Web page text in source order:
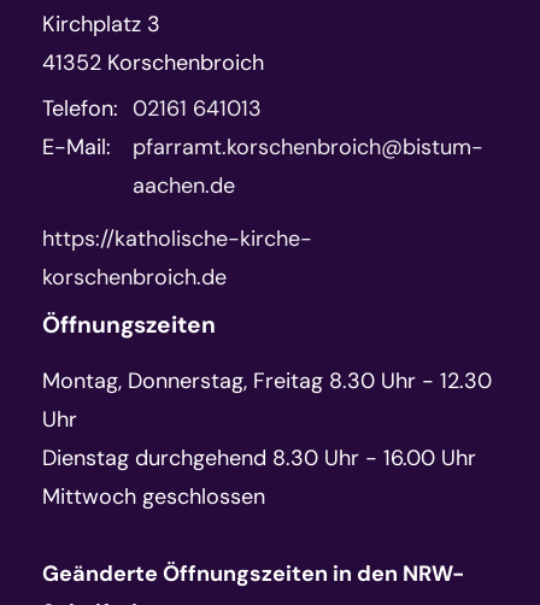
Kirchplatz 3
41352 Korschenbroich
Telefon: 02161 641013
E-Mail:
pfarramt.korschenbroich@bistum-
aachen.de
https://katholische-kirche-
korschenbroich.de
Öffnungszeiten
Montag, Donnerstag, Freitag 8.30 Uhr - 12.30
Uhr
Dienstag durchgehend 8.30 Uhr - 16.00 Uhr
Mittwoch geschlossen
Geänderte Öffnungszeiten in den NRW-